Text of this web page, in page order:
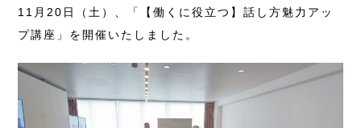
11月20日（土）、「【働くに役立つ】話し方魅力アッ
プ講座」を開催いたしました。